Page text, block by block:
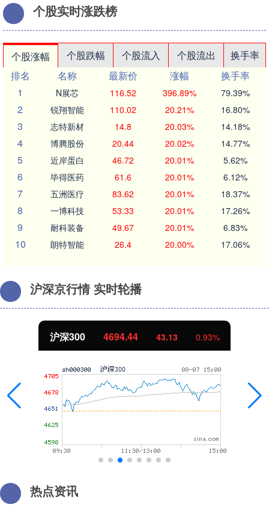
个股实时涨跌榜
个股涨幅 个股跌幅 个股流入 个股流出
换手率
排名
名称 最新价 涨幅
换手率
1
N展芯 116.52 396.89% 79.39%
2 锐翔智能 110.02 20.21% 16.80%
3 志特新材 14.8 20.03% 14.18%
4 博腾股份 20.44 20.02% 14.77%
5 近岸蛋白 46.72 20.01% 5.62%
6 毕得医药 61.6 20.01% 6.12%
7 五洲医疗 83.62 20.01% 18.37%
8 一博科技 53.33 20.01% 17.26%
9 耐科装备 49.67 20.01% 6.83%
10 朗特智能 26.4 20.00% 17.06%
沪深京行情 实时轮播
北证50 1134.24 11.37 1.01%
热点资讯